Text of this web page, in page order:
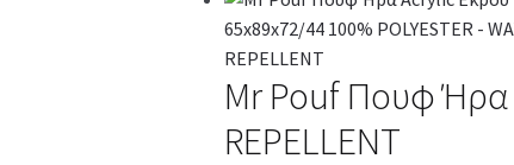
Mr Pouf Πουφ Ήρα
REPELLENT